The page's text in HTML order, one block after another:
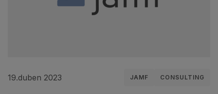
19.duben 2023 JAMF CONSULTING